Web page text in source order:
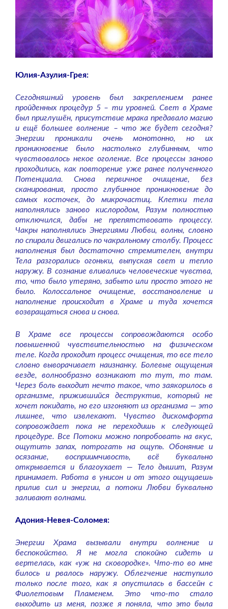
Юлия-Азулия-Грея:
Сегодняшний уровень был закреплением ранее
пройденных процедур 5 – ти уровней. Свет в Храме
был приглушён, присутствие мрака предавало магию
и ещё большее волнение – что же будет сегодня?
Энергии проникали очень монотонно, но их
проникновение было настолько глубинным, что
чувствовалось некое оголение. Все процессы заново
проходились, как повторение уже ранее полученного
Потенциала. Снова первичное очищение, без
сканирования, просто глубинное проникновение до
самых косточек, до микрочастиц. Клетки тела
наполнялись заново кислородом, Разум полностью
отключился, дабы не препятствовать процессу.
Чакры наполнялись Энергиями Любви, волны, словно
по спирали двигались по чакральному столбу. Процесс
наполнения был достаточно стремителен, внутри
Тела разгорались огоньки, выпуская свет и тепло
наружу. В сознание вливались человеческие чувства,
то, что было утеряно, забыто или просто этого не
было. Колоссальное очищение, восстановление и
наполнение происходит в Храме и туда хочется
возвращаться снова и снова.
В Храме все процессы сопровождаются особо
повышенной чувствительностью на физическом
теле. Когда проходит процесс очищения, то все тело
словно выворачивает наизнанку. Болевые ощущения
везде, волнообразно возникают то тут, то там.
Через боль выходит нечто такое, что заякорилось в
организме, прижившийся деструктив, который не
хочет покидать, но его изгоняют из организма — это
лишнее, что извлекают. Чувство дискомфорта
сопровождает пока не переходишь к следующей
процедуре. Все Потоки можно попробовать на вкус,
ощутить запах, потрогать на ощупь. Обоняние и
осязание, восприимчивость, всё буквально
открывается и благоухает — Тело дышит, Разум
принимает. Работа в унисон и от этого ощущаешь
прилив сил и энергии, а потоки Любви буквально
заливают волнами.
Адония-Невея-Соломея:
Энергии Храма вызывали внутри волнение и
беспокойство. Я не могла спокойно сидеть и
вертелась, как «уж на сковородке». Что-то во мне
билось и рвалось наружу. Облегчение наступило
только после того, как я опустилась в бассейн с
Фиолетовым Пламенем. Это что-то стало
выходить из меня, позже я поняла, что это была